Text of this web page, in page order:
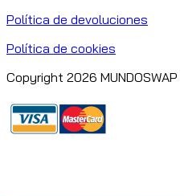
Política de devoluciones
Política de cookies
Copyright 2026 MUNDOSWAP